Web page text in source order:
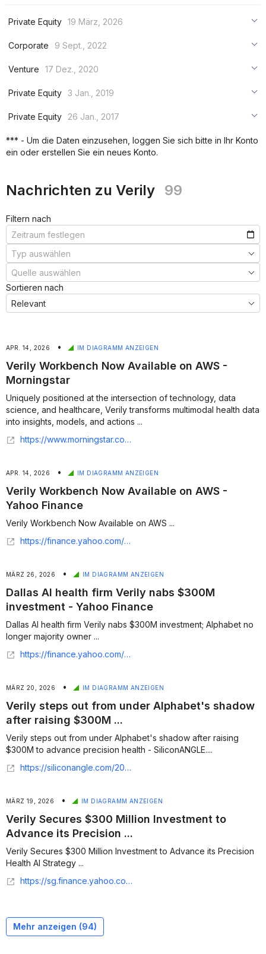
Private Equity 19 März, 2026
***
Corporate
9 Sept., 2022
***
Venture
17 Dez., 2020
***
Private Equity 3 Jan., 2019
***
Private Equity
26 Jan., 2017
***
*** - Um die Daten einzusehen, loggen Sie sich bitte in Ihr Konto
ein oder erstellen Sie ein neues Konto.
Nachrichten zu Verily 99
Filtern nach
Sortieren nach
APR. 14, 2026 • IM DIAGRAMM ANZEIGEN
Verily Workbench Now Available on AWS -
Morningstar
Uniquely positioned at the intersection of technology, data
science, and healthcare, Verily transforms multimodal health data
into insights, models, and actions ...
https://www.morningstar.com/news/business-wire/20260414244955/verily-workbench-now-available-on-aws
APR. 14, 2026 • IM DIAGRAMM ANZEIGEN
Verily Workbench Now Available on AWS -
Yahoo Finance
Verily Workbench Now Available on AWS ...
https://finance.yahoo.com/sectors/healthcare/articles/verily-workbench-now-available-aws-144500776.html
MÄRZ 26, 2026 • IM DIAGRAMM ANZEIGEN
Dallas AI health firm Verily nabs $300M
investment - Yahoo Finance
Dallas AI health firm Verily nabs $300M investment; Alphabet no
longer majority owner ...
https://finance.yahoo.com/sectors/healthcare/articles/dallas-ai-health-firm-verily-110001970.html
MÄRZ 20, 2026 • IM DIAGRAMM ANZEIGEN
Verily steps out from under Alphabet's shadow
after raising $300M ...
Verily steps out from under Alphabet's shadow after raising
$300M to advance precision health - SiliconANGLE....
https://siliconangle.com/2026/03/19/verily-steps-alphabets-shadow-raising-300m-advance-precision-health/
MÄRZ 19, 2026 • IM DIAGRAMM ANZEIGEN
Verily Secures $300 Million Investment to
Advance its Precision ...
Verily Secures $300 Million Investment to Advance its Precision
Health AI Strategy ...
https://sg.finance.yahoo.com/news/verily-secures-300-million-investment-183000999.html
Mehr anzeigen (94)